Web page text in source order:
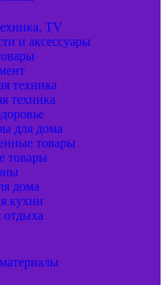
TV
и аксессуары
техника
техника
для дома
товары
товары
дома
кухни
отдыха